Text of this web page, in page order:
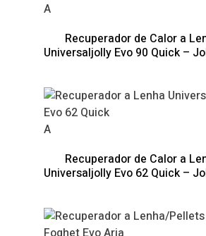
A
Recuperador de Calor a
Universaljolly Evo 90 Quick –
A
Recuperador de Calor a
Universaljolly Evo 62 Quick –